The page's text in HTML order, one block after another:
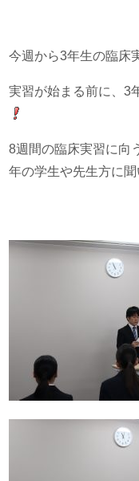
今週から3年生の臨床
実習が始まる前に、3
8週間の臨床実習に向
年の学生や先生方に聞